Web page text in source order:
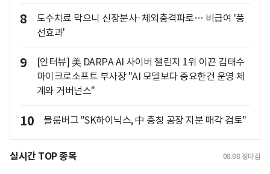
8
도수치료 막으니 신장분사·체외충격파로… 비급여 '풍
선효과'
9
[인터뷰] 美 DARPA AI 사이버 챌린지 1위 이끈 김태수
마이크로소프트 부사장 "AI 모델보다 중요한건 운영 체
계와 거버넌스"
10 블룸버그 "SK하이닉스, 中 충칭 공장 지분 매각 검토"
실시간 TOP 종목 08.08 장마감